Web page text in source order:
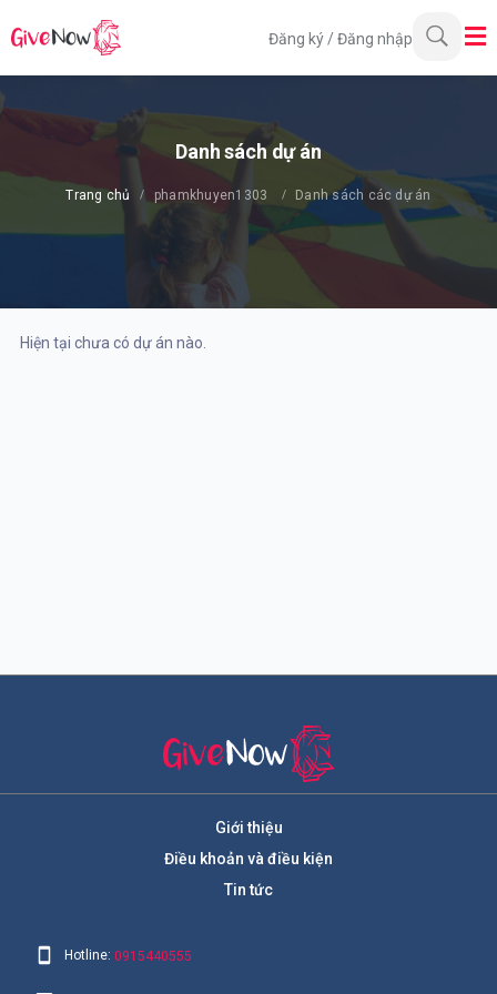
Đăng ký /Đăng nhập
Danh sách dự án
Trang chủ phamkhuyen1303 Danh sách các dự án
Hiện tại chưa có dự án nào.
Giới thiệu
Điều khoản và điều kiện
Tin tức
Hotline:0915440555